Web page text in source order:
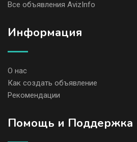
Все объявления AvizInfo
Информация
О нас
Как создать объявление
Рекомендации
Помощь и Поддержка